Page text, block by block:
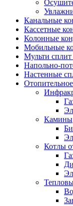
Канальные
Кассетные
Колонные
Мобильные
Мульти
Напольно-
Настенные
Камины
Котлы